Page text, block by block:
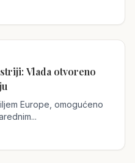
Vlada otvoreno
Europe, omogućeno